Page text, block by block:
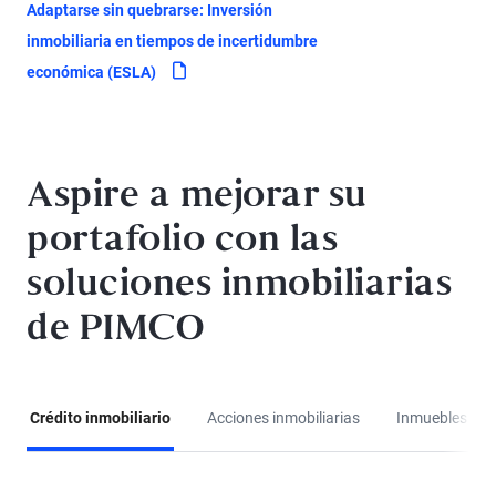
Adaptarse sin quebrarse: Inversión
inmobiliaria en tiempos de incertidumbre
económica (ESLA)
pdf
Aspire a mejorar su
portafolio con las
soluciones inmobiliarias
de PIMCO
Crédito inmobiliario Acciones inmobiliarias Inmuebles